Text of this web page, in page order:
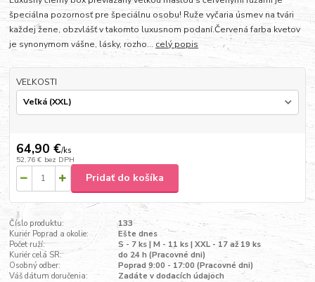
špeciálna pozornosť pre špeciálnu osobu! Ruže vyčaria úsmev na tvári
každej žene, obzvlášť v takomto luxusnom podaní.Červená farba kvetov
je synonymom vášne, lásky, rozho... celý popis
VEĽKOSTI
64,90 €/ks
52,76 € bez DPH
Pridať do košíka
Číslo produktu:
133
Kuriér Poprad a okolie:
Ešte dnes
Počet ruží:
S - 7 ks | M - 11 ks | XXL - 17 až 19 ks
Kuriér celá SR:
do 24 h (Pracovné dni)
Osobný odber:
Poprad 9:00 - 17:00 (Pracovné dni)
Váš dátum doručenia:
Zadáte v dodacích údajoch